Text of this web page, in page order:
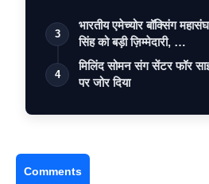
3
भारतीय एमेच्योर बॉक्सिंग
सिंह को बड़ी ज़िम्मेदारी, …
4
मिलिंद सोमन संग सेंटर फॉर
पर जोर दिया
Comments